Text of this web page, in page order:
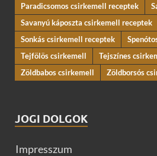
Paradicsomos csirkemell receptek
Savanyú káposzta csirkemell receptek
Sonkás csirkemell receptek
Tejfölös csirkemell
Tejszínes
Zöldbabos csirkemell
Zöldborsós
JOGI DOLGOK
Impresszum